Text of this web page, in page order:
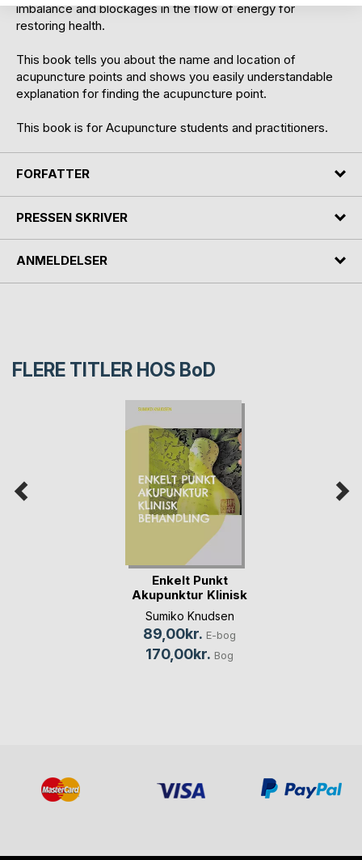
imbalance and blockages in the flow of energy for
restoring health.
This book tells you about the name and location of
acupuncture points and shows you easily understandable
explanation for finding the acupuncture point.
This book is for Acupuncture students and practitioners.
FORFATTER
PRESSEN SKRIVER
ANMELDELSER
FLERE TITLER HOS BoD
Enkelt Punkt
Akupunktur Klinisk
Be(...)
Sumiko Knudsen
89,00kr. E-bog
170,00kr. Bog